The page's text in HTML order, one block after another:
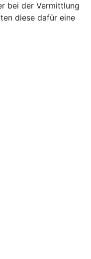
bei der Vermittlung
diese dafür eine